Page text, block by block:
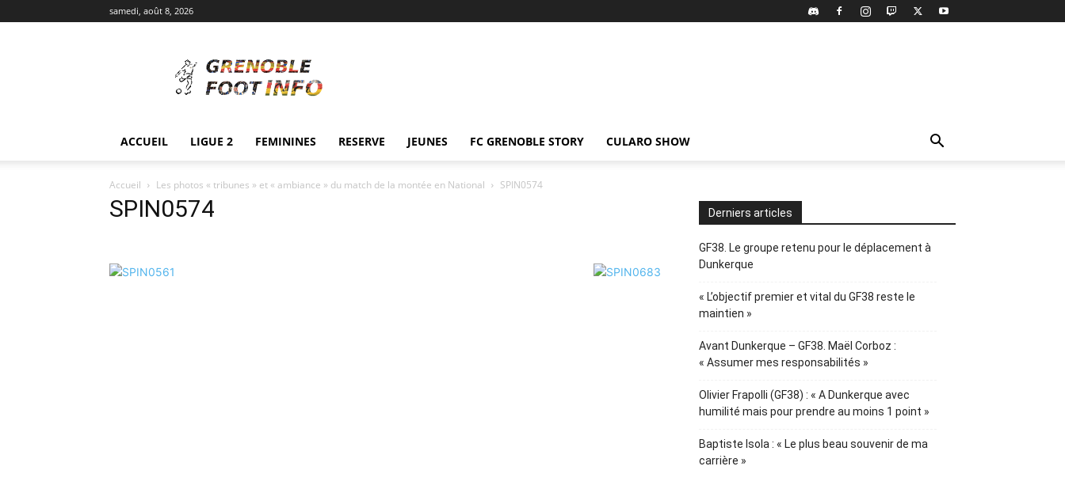
samedi, août 8, 2026
Foot
Info
ACCUEIL LIGUE 2 FEMININES RESERVE JEUNES FC GRENOBLE STORY CULARO SHOW
Accueil Les photos « tribunes » et « ambiance » du match de la montée en National SPIN0574
SPIN0574 Derniers articles
GF38. Le groupe retenu pour le déplacement à
Dunkerque
« L’objectif premier et vital du GF38 reste le
maintien »
Avant Dunkerque – GF38. Maël Corboz :
« Assumer mes responsabilités »
Olivier Frapolli (GF38) : « A Dunkerque avec
humilité mais pour prendre au moins 1 point »
Baptiste Isola : « Le plus beau souvenir de ma
carrière »